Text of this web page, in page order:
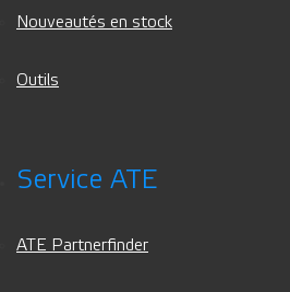
Nouveautés en stock
Outils
Service ATE
ATE Partnerfinder